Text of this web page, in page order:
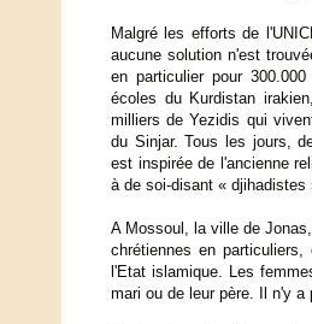
Malgré les efforts de
aucune solution n'est
en particulier pour
écoles du Kurdistan
milliers de Yezidis qui
du Sinjar. Tous les jours,
est inspirée de l'ancienne
à de soi-disant «
A Mossoul, la ville de
chrétiennes en
l'Etat islamique. Les
mari ou de leur père. Il n'y